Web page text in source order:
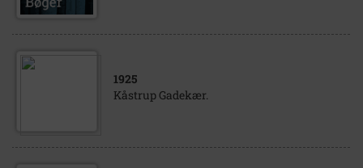
1925
Kåstrup Gadekær.